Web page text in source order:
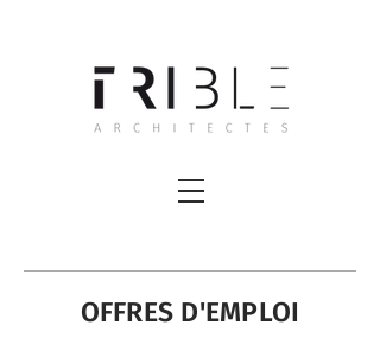
OFFRES D'EMPLOI